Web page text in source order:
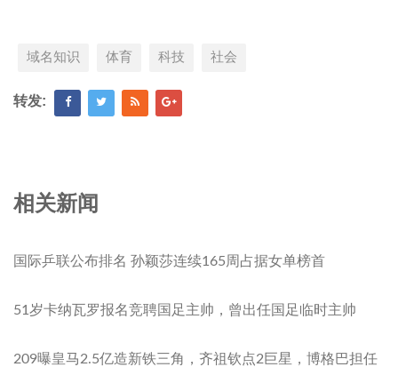
域名知识 体育 科技 社会
转发:
相关新闻
国际乒联公布排名 孙颖莎连续165周占据女单榜首
51岁卡纳瓦罗报名竞聘国足主帅，曾出任国足临时主帅
209曝皇马2.5亿造新铁三角，齐祖钦点2巨星，博格巴担任